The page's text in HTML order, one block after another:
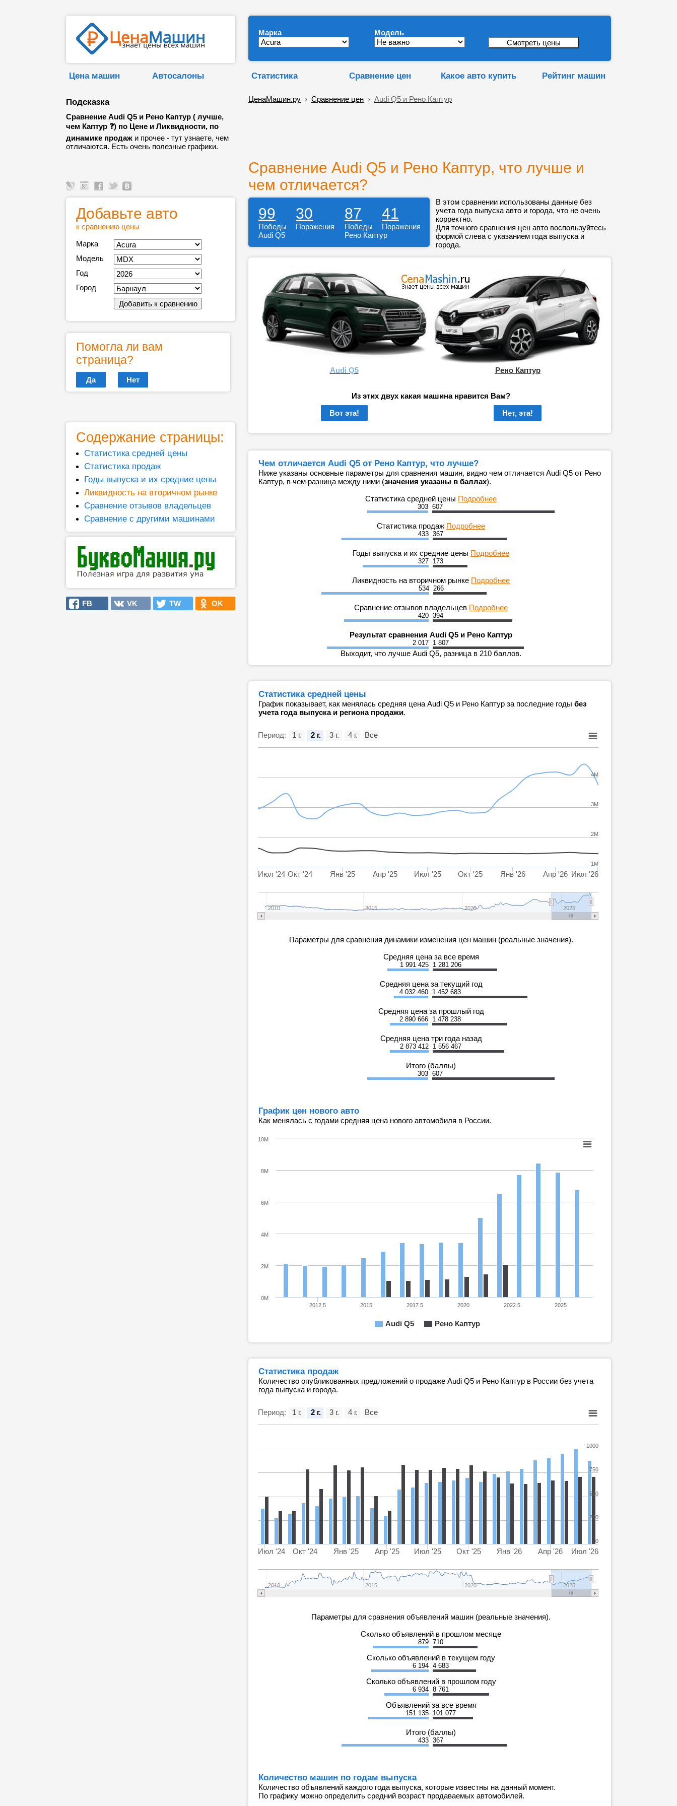
Марка Модель
Цена машин Автосалоны Статистика Сравнение цен Какое авто купить Рейтинг машин
Подсказка
Сравнение Audi Q5 и Рено Каптур ( лучше,
чем Каптур ❓) по Цене и Ликвидности, по
динамике продаж и прочее - тут узнаете, чем
отличаются. Есть очень полезные графики.
ЦенаМашин.ру › Сравнение цен › Audi Q5 и Рено Каптур
Сравнение Audi Q5 и Рено Каптур, что лучше и
чем отличается?
Добавьте авто
к сравнению цены
Марка
Модель
Год
Город
Помогла ли вам
страница?
Да Нет
Содержание страницы:
Статистика средней цены
Статистика продаж
Годы выпуска и их средние цены
Ликвидность на вторичном рынке
Сравнение отзывов владельцев
Сравнение с другими машинами
FB VK TW OK
99 30 87 41
Победы Поражения Победы
Поражения
Audi Q5
Рено Каптур
В этом сравнении использованы данные без
учета года выпуска авто и города, что не очень
корректно.
Для точного сравнения цен авто воспользуйтесь
формой слева с указанием года выпуска и
города.
Audi Q5 Рено Каптур
Из этих двух какая машина нравится Вам?
Вот эта!
Нет, эта!
Чем отличается Audi Q5 от Рено Каптур, что лучше?
Ниже указаны основные параметры для сравнения машин, видно чем отличается Audi Q5 от Рено
Каптур, в чем разница между ними (значения указаны в баллах).
Статистика средней цены Подробнее
303 607
Статистика продаж Подробнее
433 367
Годы выпуска и их средние цены Подробнее
327 173
Ликвидность на вторичном рынке Подробнее
534 266
Сравнение отзывов владельцев Подробнее
420 394
Результат сравнения Audi Q5 и Рено Каптур
2 017 1 807
Выходит, что лучше Audi Q5, разница в 210 баллов.
Статистика средней цены
График показывает, как менялась средняя цена Audi Q5 и Рено Каптур за последние годы без
учета года выпуска и региона продажи.
Период:
Июл '24 Окт '24 Янв '25 Апр '25 Июл '25 Окт '25 Янв '26 Апр '26 Июл '26
2010 2015 2020 2025
1M
2M
3M
4M
1 г. 2 г. 3 г. 4 г. Все
Параметры для сравнения динамики изменения цен машин (реальные значения).
Средняя цена за все время
1 991 425 1 281 206
Средняя цена за текущий год
4 032 460 1 452 683
Средняя цена за прошлый год
2 890 666 1 478 238
Средняя цена три года назад
2 873 412 1 556 467
Итого (баллы)
303 607
График цен нового авто
Как менялась с годами средняя цена нового автомобиля в России.
Audi Q5 Рено Каптур
2012.5 2015 2017.5 2020 2022.5 2025
0M
2M
4M
6M
8M
10M
Статистика продаж
Количество опубликованных предложений о продаже Audi Q5 и Рено Каптур в России без учета
года выпуска и города.
Период:
Июл '24 Окт '24 Янв '25 Апр '25 Июл '25 Окт '25 Янв '26 Апр '26 Июл '26
2010 2015 2020 2025
0
1000
250
500
750
1 г. 2 г. 3 г. 4 г. Все
Параметры для сравнения объявлений машин (реальные значения).
Сколько объявлений в прошлом месяце
879 710
Сколько объявлений в текущем году
6 194 4 683
Сколько объявлений в прошлом году
6 934 8 761
Объявлений за все время
151 135 101 077
Итого (баллы)
433 367
Количество машин по годам выпуска
Количество объявлений каждого года выпуска, которые известны на данный момент.
По графику можно определить средний возраст продаваемых автомобилей.